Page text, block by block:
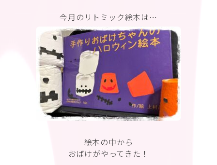
今月のリトミック絵本は…
絵本の中から
おばけがやってきた！